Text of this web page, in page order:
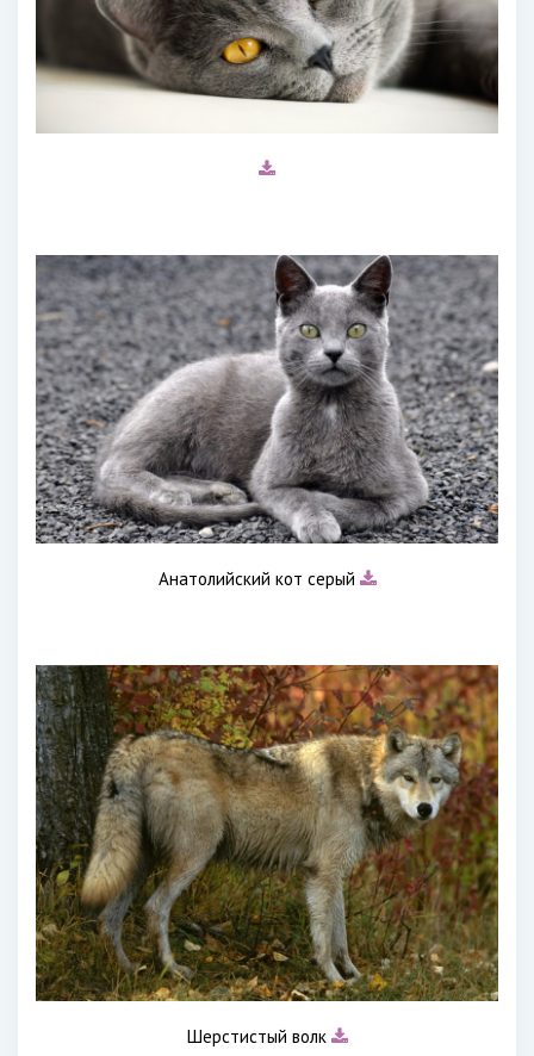
Анатолийский кот серый
Шерстистый волк